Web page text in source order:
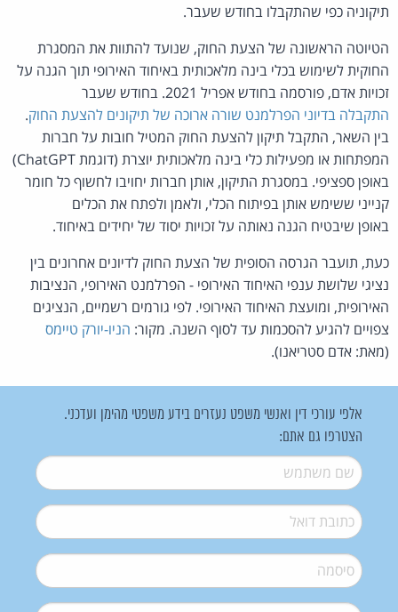
תיקוניה כפי שהתקבלו בחודש שעבר.
הטיוטה הראשונה של הצעת החוק, שנועד להתוות את המסגרת
החוקית לשימוש בכלי בינה מלאכותית באיחוד האירופי תוך הגנה על
זכויות אדם, פורסמה בחודש אפריל 2021. בחודש שעבר
התקבלה בדיוני הפרלמנט שורה ארוכה של תיקונים להצעת החוק.
בין השאר, התקבל תיקון להצעת החוק המטיל חובות על חברות
המפתחות או מפעילות כלי בינה מלאכותית יוצרת (דוגמת ChatGPT)
באופן ספציפי. במסגרת התיקון, אותן חברות יחויבו לחשוף כל חומר
קנייני ששימש אותן בפיתוח הכלי, ולאמן ולפתח את הכלים
באופן שיבטיח הגנה נאותה על זכויות יסוד של יחידים באיחוד.
כעת, תועבר הגרסה הסופית של הצעת החוק לדיונים אחרונים בין
נציגי שלושת ענפי האיחוד האירופי - הפרלמנט האירופי, הנציבות
האירופית, ומועצת האיחוד האירופי. לפי גורמים רשמיים, הנציגים
צפויים להגיע להסכמות עד לסוף השנה. מקור: הניו-יורק טיימס
(מאת: אדם סטריאנו).
אלפי עורכי דין ואנשי משפט נעזרים בידע משפטי מהימן ועדכני.
הצטרפו גם אתם:
שם משתמש*
דואל*
סיסמה*